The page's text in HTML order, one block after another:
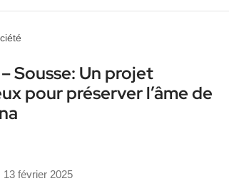
Sousse: Un projet
pour préserver l’âme de
13 février 2025